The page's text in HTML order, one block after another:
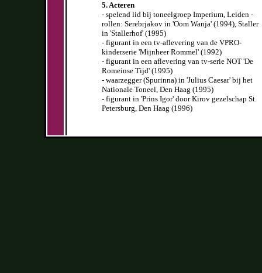
5. Acteren
- spelend lid bij toneelgroep Imperium, Leiden -
rollen: Serebrjakov in 'Oom Wanja' (1994), Staller
in 'Stallerhof' (1995)
- figurant in een tv-aflevering van de VPRO-
kinderserie 'Mijnheer Rommel' (1992)
- figurant in een aflevering van tv-serie NOT 'De
Romeinse Tijd' (1995)
- waarzegger (Spurinna) in 'Julius Caesar' bij het
Nationale Toneel, Den Haag (1995)
- figurant in 'Prins Igor' door Kirov gezelschap St.
Petersburg, Den Haag (1996)